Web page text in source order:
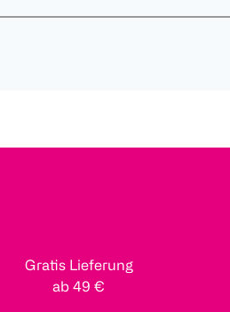
Gratis Lieferung
ab 49 €